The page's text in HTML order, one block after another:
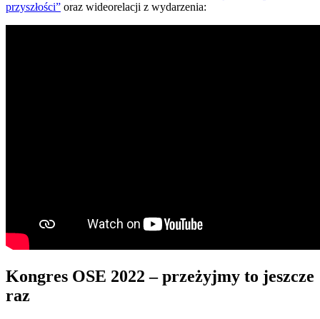
przyszłości” oraz wideorelacji z wydarzenia:
Kongres OSE 2022 – przeżyjmy to jeszcze
raz